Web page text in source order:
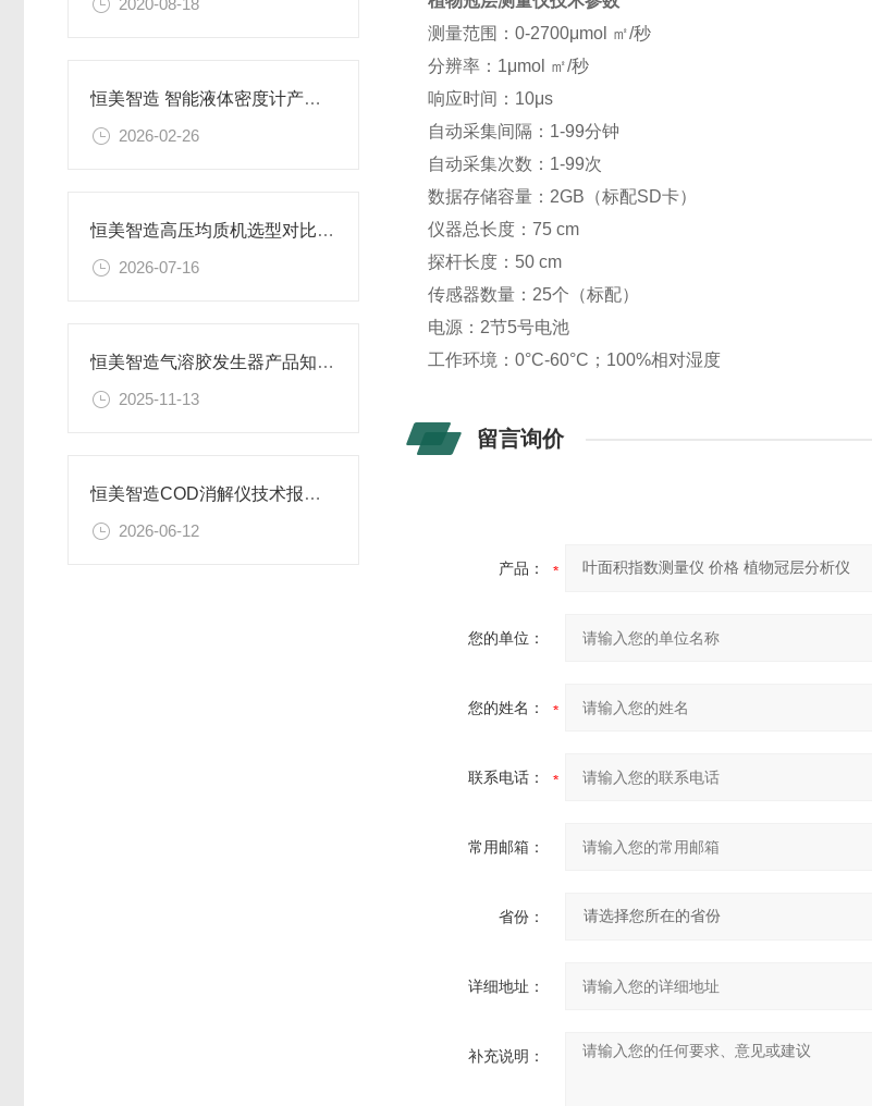
2020-08-18
恒美智造 智能液体密度计产品知识图谱报告书 多场景适配与优势分析
2026-02-26
恒美智造高压均质机选型对比建议：国产实验室纳米均质仪如何选择适合的型号
2026-07-16
恒美智造气溶胶发生器产品知识图谱报告书：喷雾浓度可调
2025-11-13
恒美智造COD消解仪技术报告书：多功能水质消解仪核心参数与性能深度解读
2026-06-12
测量范围：0-2700μmol ㎡/秒
分辨率： 1μmol ㎡/秒
响应时间： 10μs
自动采集间隔： 1-99分钟
自动采集次数： 1-99次
数据存储容量： 2GB （标配SD卡）
仪器总长度：75 cm
探杆长度： 50 cm
传感器数量： 25个（标配）
电源： 2节5号电池
工作环境：0°C-60°C ； 100%相对湿度
留言询价
产品：
您的单位：
您的姓名：
联系电话：
常用邮箱：
省份：
详细地址：
补充说明：